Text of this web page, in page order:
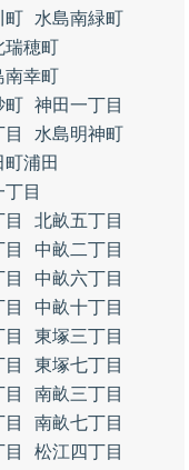
町
水島南緑町
瑞穂町
南幸町
町 神田一丁目
水島明神町
町浦田
目
北畝五丁目
中畝二丁目
中畝六丁目
中畝十丁目
東塚三丁目
東塚七丁目
南畝三丁目
南畝七丁目
松江四丁目